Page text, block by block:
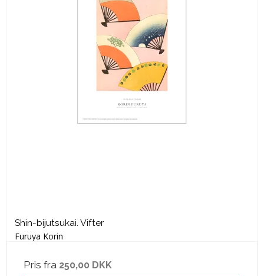
Shin-bijutsukai. Vifter
Furuya Korin
Pris fra 250,00 DKK